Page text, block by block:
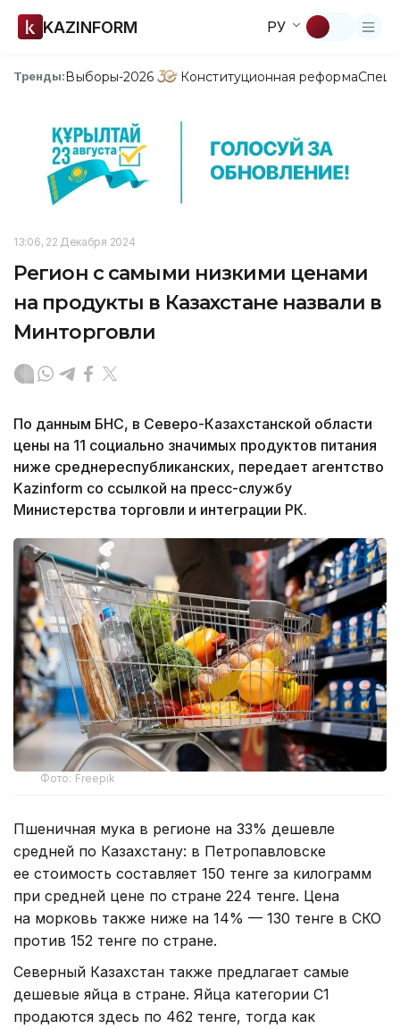
KAZINFORM РУ
Тренды:Выборы-2026 Конституционная реформа
13:06, 22 Декабря 2024
Регион с самыми низкими ценами
на продукты в Казахстане назвали в
Минторговли
По данным БНС, в Северо-Казахстанской области
цены на 11 социально значимых продуктов питания
ниже среднереспубликанских, передает агентство
Kazinform со ссылкой на пресс-службу
Министерства торговли и интеграции РК.
Фото: Freepik
Пшеничная мука в регионе на 33% дешевле
средней по Казахстану: в Петропавловске
ее стоимость составляет 150 тенге за килограмм
при средней цене по стране 224 тенге. Цена
на морковь также ниже на 14% — 130 тенге в СКО
против 152 тенге по стране.
Северный Казахстан также предлагает самые
дешевые яйца в стране. Яйца категории С1
продаются здесь по 462 тенге, тогда как